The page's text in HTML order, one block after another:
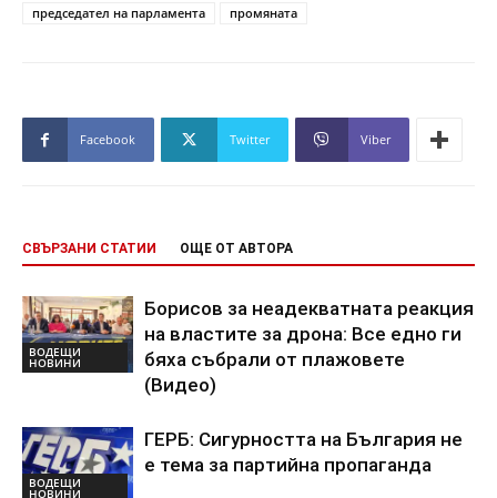
председател на парламента
промяната
Facebook Twitter Viber
СВЪРЗАНИ СТАТИИ ОЩЕ ОТ АВТОРА
ВОДЕЩИ
НОВИНИ
Борисов за неадекватната реакция
на властите за дрона: Все едно ги
бяха събрали от плажовете
(Видео)
ВОДЕЩИ
НОВИНИ
ГЕРБ: Сигурността на България не
е тема за партийна пропаганда